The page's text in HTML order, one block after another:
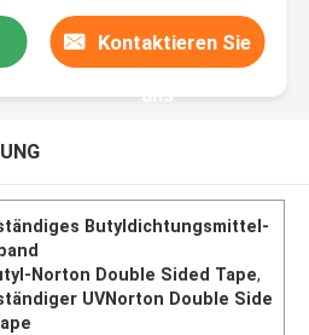
Kontaktieren Sie
uns
Butyldichtungsmittel-
Norton Double Sided Tape,
UVNorton Double Side